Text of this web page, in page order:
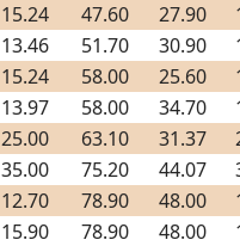
15.24 47.60 27.90
13.46 51.70 30.90
15.24 58.00 25.60
13.97 58.00 34.70
25.00 63.10 31.37
35.00 75.20 44.07
12.70 78.90 48.00
15.90 78.90 48.00